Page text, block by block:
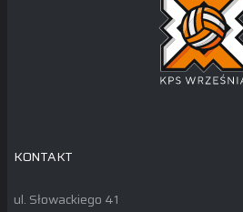
KONTAKT
ul. Słowackiego 41